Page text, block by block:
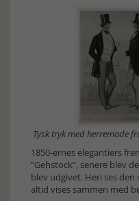
Tysk tryk med herremode
1850-ernes elegantiers
”Gehstock”, senere blev
blev udgivet. Heri ses
altid vises sammen med